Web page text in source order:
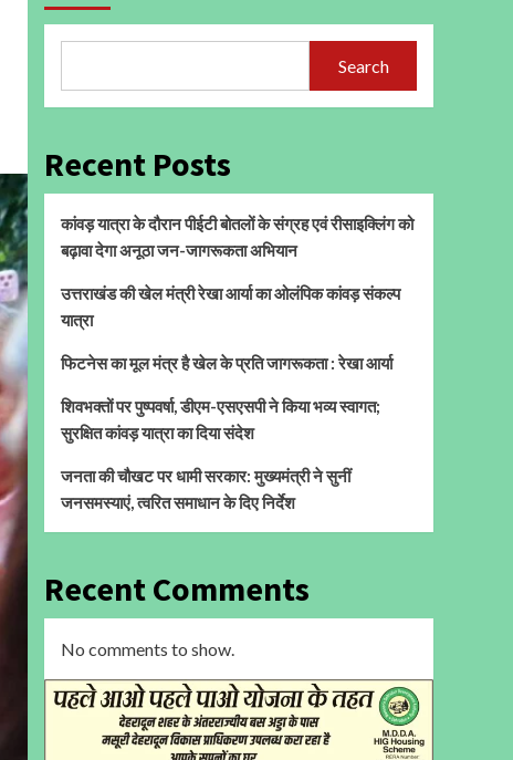
Search
Recent Posts
कांवड़ यात्रा के दौरान पीईटी बोतलों के संग्रह एवं रीसाइक्लिंग को
बढ़ावा देगा अनूठा जन-जागरूकता अभियान
उत्तराखंड की खेल मंत्री रेखा आर्या का ओलंपिक कांवड़ संकल्प
यात्रा
फिटनेस का मूल मंत्र है खेल के प्रति जागरूकता : रेखा आर्या
शिवभक्तों पर पुष्पवर्षा, डीएम-एसएसपी ने किया भव्य स्वागत;
सुरक्षित कांवड़ यात्रा का दिया संदेश
जनता की चौखट पर धामी सरकार: मुख्यमंत्री ने सुनीं
जनसमस्याएं, त्वरित समाधान के दिए निर्देश
Recent Comments
No comments to show.